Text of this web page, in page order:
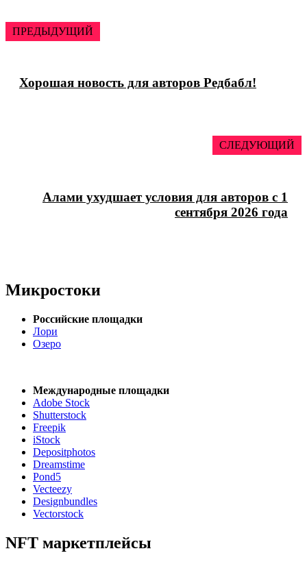
ПРЕДЫДУЩИЙ
Хорошая новость для авторов Редбабл!
СЛЕДУЮЩИЙ
Алами ухудшает условия для авторов с 1
сентября 2026 года
Микростоки
Российские площадки
Лори
Озеро
Международные площадки
Adobe Stock
Shutterstock
Freepik
iStock
Depositphotos
Dreamstime
Pond5
Vecteezy
Designbundles
Vectorstock
NFT маркетплейсы